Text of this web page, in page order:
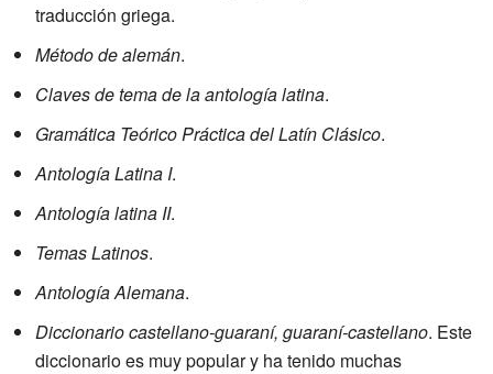
traducción griega.
Método de alemán.
Claves de tema de la antología latina.
Gramática Teórico Práctica del Latín Clásico.
Antología Latina I.
Antología latina II.
Temas Latinos.
Antología Alemana.
Diccionario castellano-guaraní, guaraní-castellano. Este
diccionario es muy popular y ha tenido muchas